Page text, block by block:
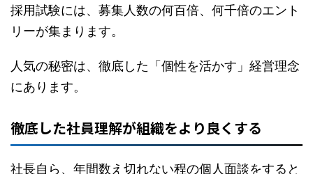
採用試験には、募集人数の何百倍、何千倍のエント
リーが集まります。
人気の秘密は、徹底した「個性を活かす」経営理念
にあります。
徹底した社員理解が組織をより良くする
社長自ら、年間数え切れない程の個人面談をすると